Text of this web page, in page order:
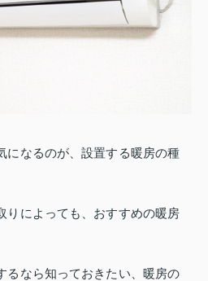
になるのが、設置する暖房の種
りによっても、おすすめの暖房
るなら知っておきたい、暖房の